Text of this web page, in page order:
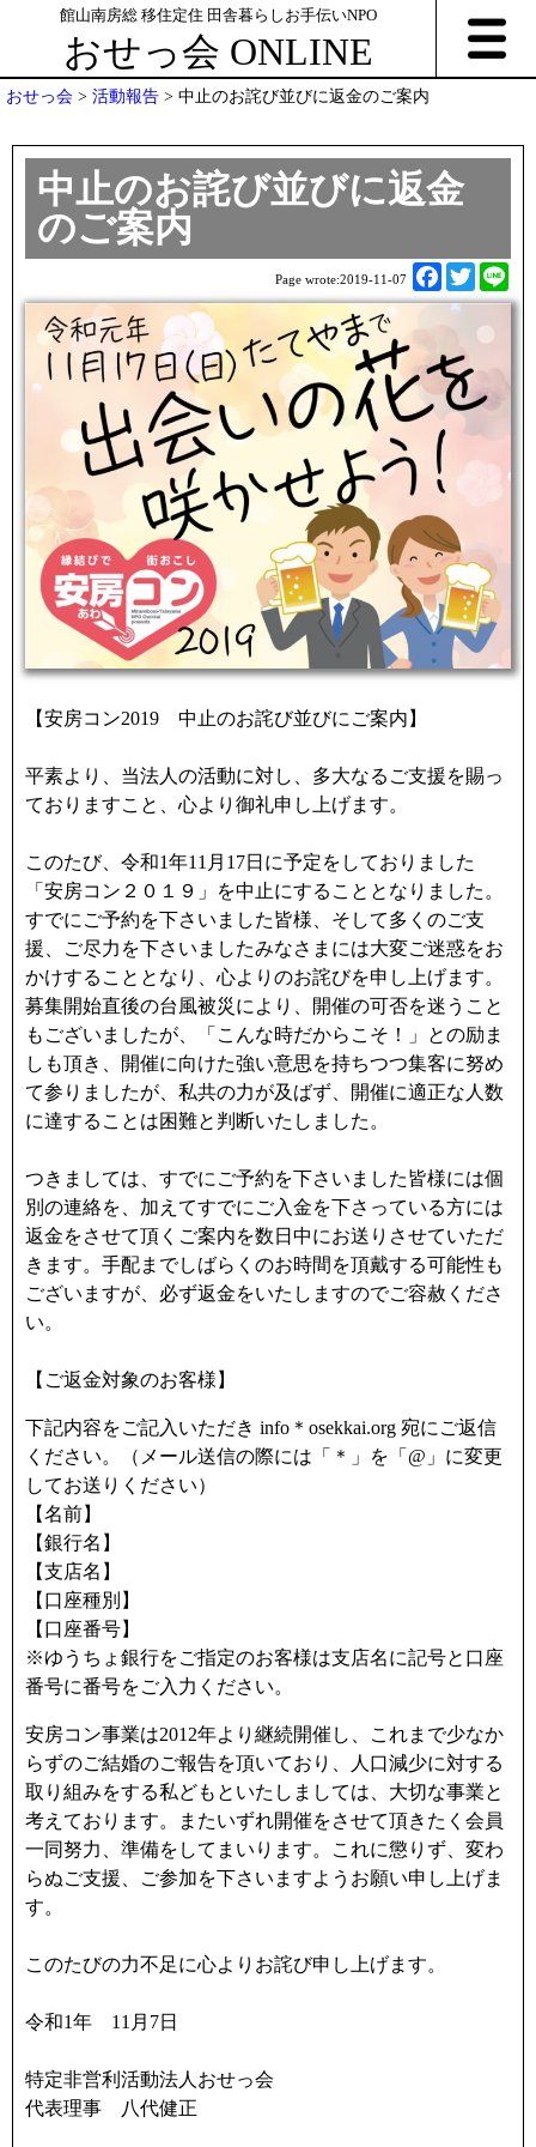
館山南房総 移住定住 田舎暮らしお手伝いNPO
おせっ会 ONLINE
おせっ会 > 活動報告 > 中止のお詫び並びに返金のご案内
中止のお詫び並びに返金
のご案内
Page wrote:2019-11-07
F
a
e
b
o
o
k
T
w
t
i
【安房コン2019 中止のお詫び並びにご案内】
平素より、当法人の活動に対し、多大なるご支援を賜っ
ておりますこと、心より御礼申し上げます。
このたび、令和1年11月17日に予定をしておりました
「安房コン２０１９」を中止にすることとなりました。
すでにご予約を下さいました皆様、そして多くのご支
援、ご尽力を下さいましたみなさまには大変ご迷惑をお
かけすることとなり、心よりのお詫びを申し上げます。
募集開始直後の台風被災により、開催の可否を迷うこと
もございましたが、「こんな時だからこそ！」との励ま
しも頂き、開催に向けた強い意思を持ちつつ集客に努め
て参りましたが、私共の力が及ばず、開催に適正な人数
に達することは困難と判断いたしました。
つきましては、すでにご予約を下さいました皆様には個
別の連絡を、加えてすでにご入金を下さっている方には
返金をさせて頂くご案内を数日中にお送りさせていただ
きます。手配までしばらくのお時間を頂戴する可能性も
ございますが、必ず返金をいたしますのでご容赦くださ
い。
【ご返金対象のお客様】
下記内容をご記入いただき info＊osekkai.org 宛にご返信
ください。（メール送信の際には「＊」を「@」に変更
してお送りください）
【名前】
【銀行名】
【支店名】
【口座種別】
【口座番号】
※ゆうちょ銀行をご指定のお客様は支店名に記号と口座
番号に番号をご入力ください。
安房コン事業は2012年より継続開催し、これまで少なか
らずのご結婚のご報告を頂いており、人口減少に対する
取り組みをする私どもといたしましては、大切な事業と
考えております。またいずれ開催をさせて頂きたく会員
一同努力、準備をしてまいります。これに懲りず、変わ
らぬご支援、ご参加を下さいますようお願い申し上げま
す。
このたびの力不足に心よりお詫び申し上げます。
令和1年 11月7日
特定非営利活動法人おせっ会
代表理事 八代健正